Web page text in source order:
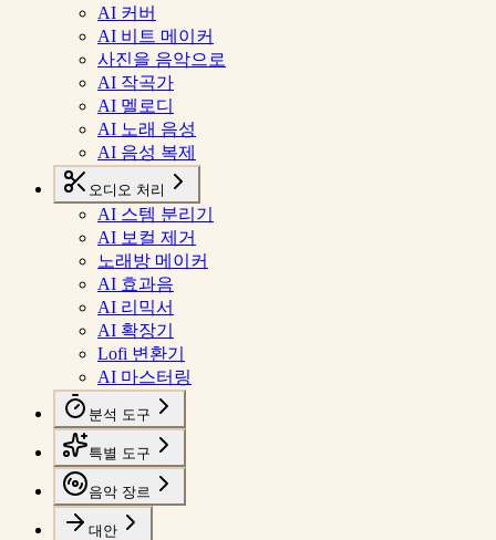
AI 커버
AI 비트 메이커
사진을 음악으로
AI 작곡가
AI 멜로디
AI 노래 음성
AI 음성 복제
오디오 처리
AI 스템 분리기
AI 보컬 제거
노래방 메이커
AI 효과음
AI 리믹서
AI 확장기
Lofi 변환기
AI 마스터링
분석 도구
특별 도구
음악 장르
대안